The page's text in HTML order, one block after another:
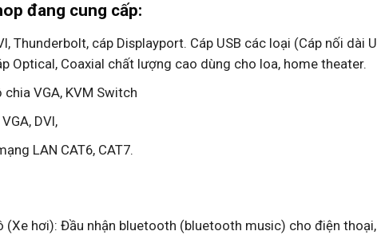
đang cung cấp:
Thunderbolt, cáp Displayport. Cáp USB các loại (Cáp nối
Optical, Coaxial chất lượng cao dùng cho loa, home theater.
VGA, KVM Switch
DVI,
LAN CAT6, CAT7.
hơi): Đầu nhận bluetooth (bluetooth music) cho điện